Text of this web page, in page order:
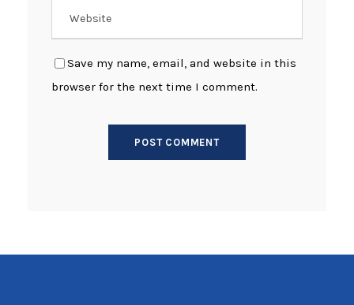
Save my name, email, and website in this
browser for the next time I comment.